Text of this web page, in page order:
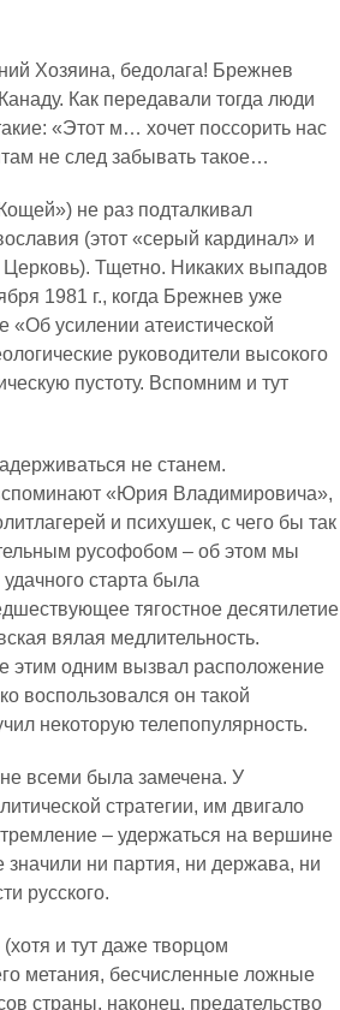
Хозяина, бедолага! Брежнев
Как передавали тогда люди
«Этот м… хочет поссорить нас
не след забывать такое…
не раз подталкивал
(этот «серый кардинал» и
Тщетно. Никаких выпадов
1981 г., когда Брежнев уже
«Об усилении атеистической
руководители высокого
пустоту. Вспомним и тут
не станем.
«Юрия Владимировича»,
и психушек, с чего бы так
русофобом – об этом мы
старта была
тягостное десятилетие
вялая медлительность.
этим одним вызвал расположение
воспользовался он такой
некоторую телепопулярность.
не всеми была замечена. У
стратегии, им двигало
– удержаться на вершине
ни партия, ни держава, ни
русского.
и тут даже творцом
метания, бесчисленные ложные
страны, наконец, предательство